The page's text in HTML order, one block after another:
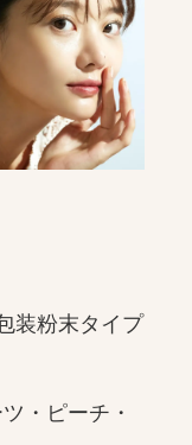
装粉末タイプ
・ピーチ・